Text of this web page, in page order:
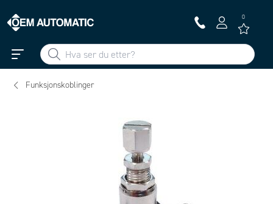
0
Funksjonskoblinger